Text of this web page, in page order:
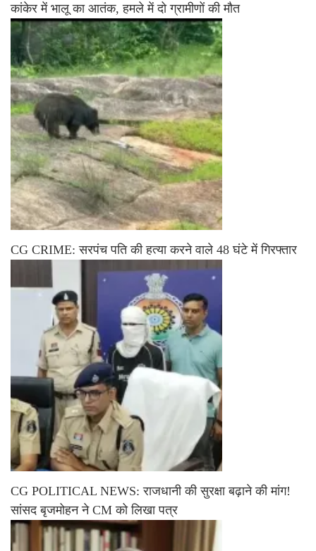
कांकेर में भालू का आतंक, हमले में दो ग्रामीणों की मौत
CG CRIME: सरपंच पति की हत्या करने वाले 48 घंटे में गिरफ्तार
CG POLITICAL NEWS: राजधानी की सुरक्षा बढ़ाने की मांग!
सांसद बृजमोहन ने CM को लिखा पत्र